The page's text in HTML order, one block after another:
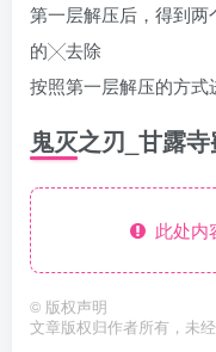
第一层解压后，得到
的╳去除
按照第一层解压的方式
鬼灭之刃_甘露
此处内
© 版权声明
文章版权归作者所有，未经